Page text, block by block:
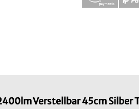
Verstellbar 45cm Silber